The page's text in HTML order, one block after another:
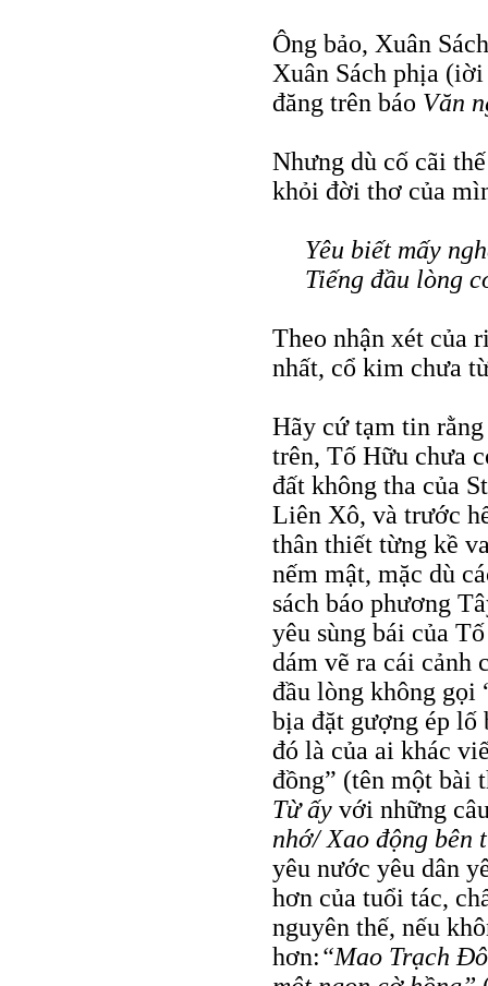
Ông bảo, Xuân
Xuân Sách phịa
đăng trên báo Văn
Nhưng dù cố cãi
khỏi đời thơ của
Yêu biết mấy
Tiếng đầu lòng
Theo nhận xét của
nhất, cổ kim chưa
Hãy cứ tạm tin
trên, Tố Hữu chưa
đất không tha của
Liên Xô, và trước
thân thiết từng kề
nếm mật, mặc dù
sách báo phương
yêu sùng bái của
dám vẽ ra cái cảnh
đầu lòng không gọi
bịa đặt gượng ép lố
đó là của ai khác
đồng” (tên một bài
Từ ấy với những
nhớ/ Xao động bên
yêu nước yêu dân
hơn của tuổi tác,
nguyên thế, nếu
hơn:“Mao Trạch